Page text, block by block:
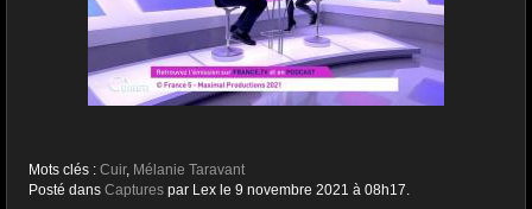
Mots clés : Cuir, Mélanie Taravant
Posté dans Captures par Lex le 9 novembre 2021 à 08h17.